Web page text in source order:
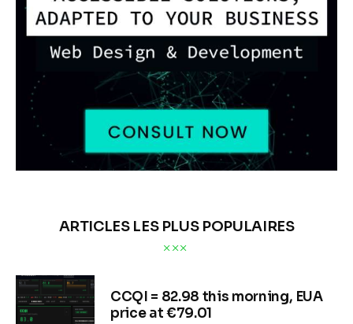
ARTICLES LES PLUS POPULAIRES
CCQI = 82.98 this morning, EUA
price at €79.01